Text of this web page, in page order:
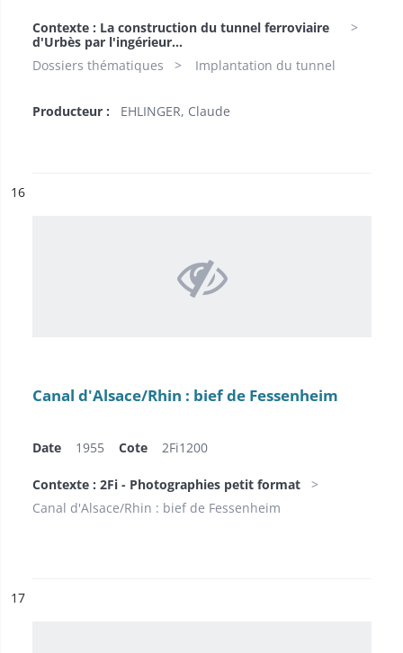
Contexte : La construction du tunnel ferroviaire
d'Urbès par l'ingérieur...
Dossiers thématiques
Implantation du tunnel
Producteur : EHLINGER, Claude
n°
16
Canal d'Alsace/Rhin : bief de Fessenheim
Date 1955 Cote 2Fi1200
Contexte : 2Fi - Photographies petit format
Canal d'Alsace/Rhin : bief de Fessenheim
n°
17